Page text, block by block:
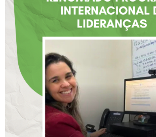
FISIOTERAPEUTA
ATUAÇÃO NA
SELECIONADA
RENOMADO
LIDERANÇAS